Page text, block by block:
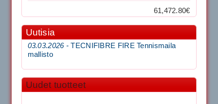
61,472.80€
Uutisia
03.03.2026 -TECNIFIBRE FIRE Tennismaila
mallisto
Uudet tuotteet